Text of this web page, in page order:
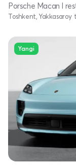
Porsche Macan I
Toshkent, Yakkasaroy
Yangi